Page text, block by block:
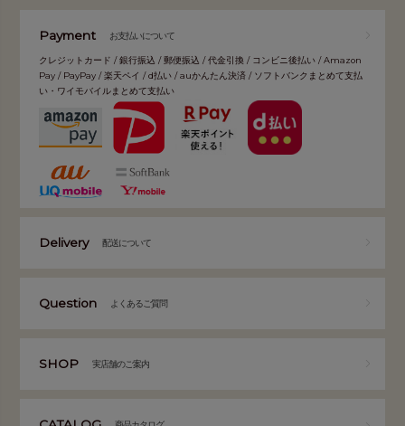
Payment お支払いについて
クレジットカード / 銀行振込 / 郵便振込 / 代金引換 / コンビニ後払い / Amazon
Pay / PayPay / 楽天ペイ / d払い / auかんたん決済 / ソフトバンクまとめて支払
い・ワイモバイルまとめて支払い
Delivery 配送について
Question よくあるご質問
SHOP 実店舗のご案内